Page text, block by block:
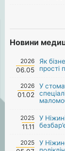
Новини
2026
06.05
Як
прості
2026
01.02
У
2025
11.11
У
2025
У